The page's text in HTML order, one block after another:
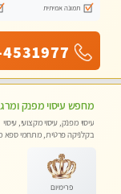
תמונה אמיתית
עיסוי מפנק, עיסוי מקצועי, עיסוי
בקלניקה פרטית, מתחמי ספא
פרימיום